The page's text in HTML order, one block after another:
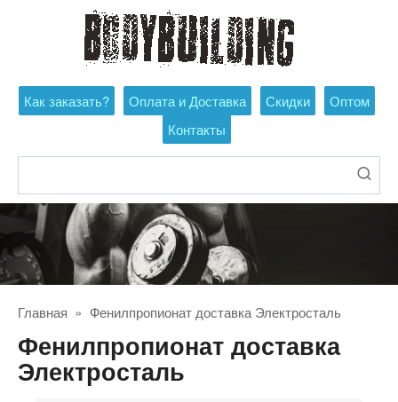
Как заказать? Оплата и Доставка Скидки
Оптом
Контакты
Главная » Фенилпропионат доставка Электросталь
Фенилпропионат доставка
Электросталь